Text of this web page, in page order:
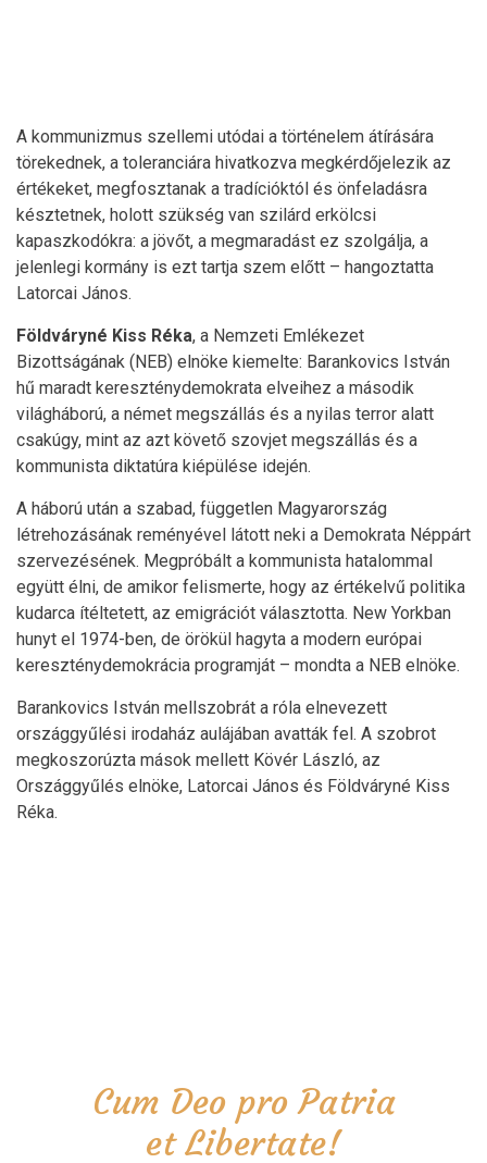
A kommunizmus szellemi utódai a történelem átírására
törekednek, a toleranciára hivatkozva megkérdőjelezik az
értékeket, megfosztanak a tradícióktól és önfeladásra
késztetnek, holott szükség van szilárd erkölcsi
kapaszkodókra: a jövőt, a megmaradást ez szolgálja, a
jelenlegi kormány is ezt tartja szem előtt – hangoztatta
Latorcai János.
Földváryné Kiss Réka, a Nemzeti Emlékezet
Bizottságának (NEB) elnöke kiemelte: Barankovics István
hű maradt kereszténydemokrata elveihez a második
világháború, a német megszállás és a nyilas terror alatt
csakúgy, mint az azt követő szovjet megszállás és a
kommunista diktatúra kiépülése idején.
A háború után a szabad, független Magyarország
létrehozásának reményével látott neki a Demokrata Néppárt
szervezésének. Megpróbált a kommunista hatalommal
együtt élni, de amikor felismerte, hogy az értékelvű politika
kudarca ítéltetett, az emigrációt választotta. New Yorkban
hunyt el 1974-ben, de örökül hagyta a modern európai
kereszténydemokrácia programját – mondta a NEB elnöke.
Barankovics István mellszobrát a róla elnevezett
országgyűlési irodaház aulájában avatták fel. A szobrot
megkoszorúzta mások mellett Kövér László, az
Országgyűlés elnöke, Latorcai János és Földváryné Kiss
Réka.
Cum Deo pro Patria
et Libertate!